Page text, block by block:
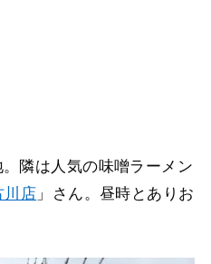
隣は人気の味噌ラーメン
川店 」さん。昼時とありお